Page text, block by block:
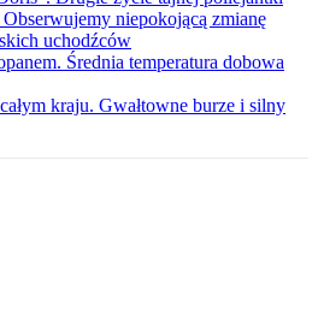
niepokojącą zmianę
uchodźców
Średnia temperatura dobowa
kraju. Gwałtowne burze i silny